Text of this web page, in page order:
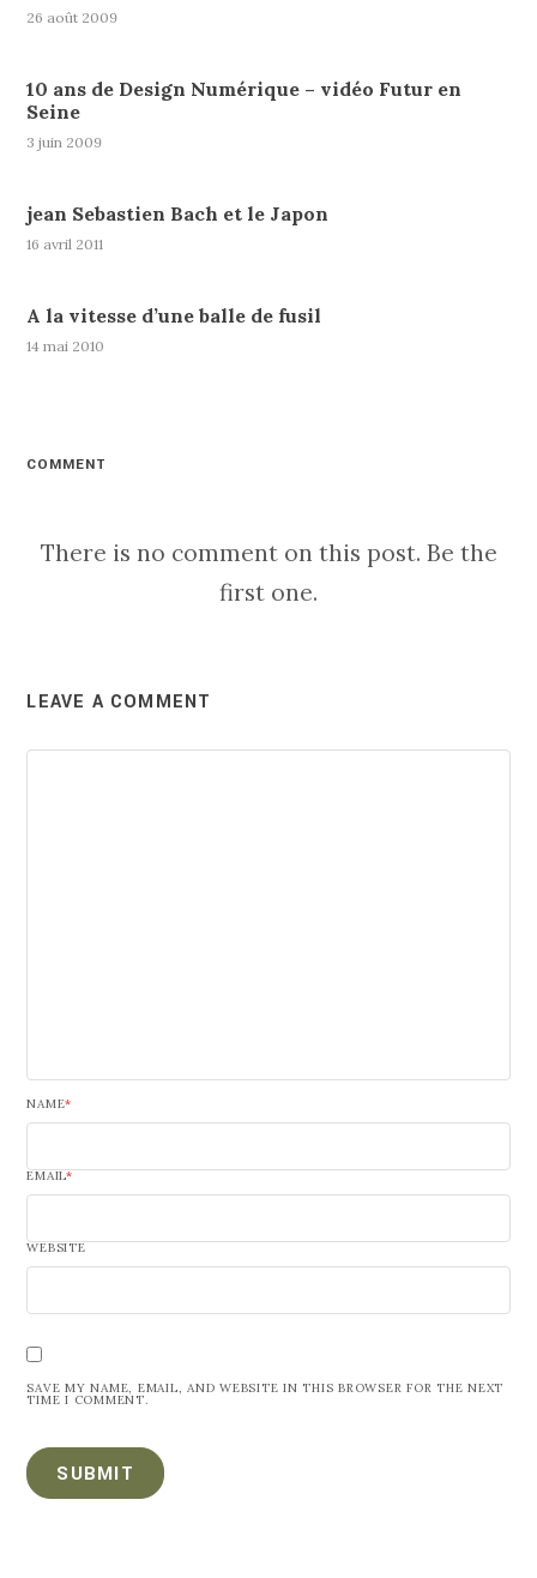
26 août 2009
10 ans de Design Numérique – vidéo Futur en
Seine
3 juin 2009
jean Sebastien Bach et le Japon
16 avril 2011
A la vitesse d’une balle de fusil
14 mai 2010
COMMENT
There is no comment on this post. Be the
first one.
LEAVE A COMMENT
NAME*
EMAIL*
WEBSITE
SAVE MY NAME, EMAIL, AND WEBSITE IN THIS BROWSER FOR THE NEXT
TIME I COMMENT.